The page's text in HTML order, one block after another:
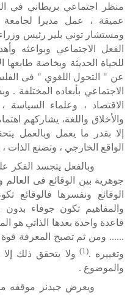
منظر اجتماعي بريطاني في
عميقة ، عمل مديرا لجامعة
ومستشار توني بلير رئيس
الفعل الاجتماعي وبواعثه
للحياة الحديثة وبخاصة طابعها
عن " التحول اللغوي " فى
الاجتماعي بأبعاده المختلفة
الاقتصاد ، وعلماء السياسة
والأخلاق واللغة، يشاركهم
إلا بقدر ما يعمل وبالعمل
الواقع الخارجي ، وتصنع
وبالفعل يتجسد الفكر
جوهرية بين الوقائع فى العالم
الوقائع ونفسرها فالوقائع
والمفاهيم تكون جوفاء بدون
قاعدة واحدة بعدها الذاتي هو
...... ومن ثم تصبح المعرفة قوة
وتغييره .(1)
ولا يتحقق ذلك
والموضوع .
ويعرض جيدنز موقفه